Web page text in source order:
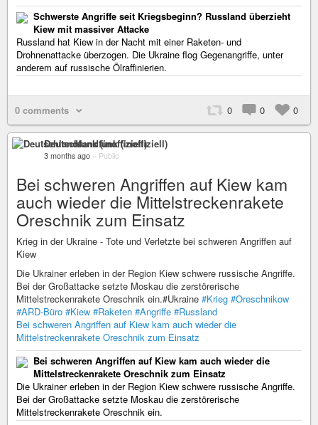
Schwerste Angriffe seit Kriegsbeginn? Russland überzieht
Kiew mit massiver Attacke
Russland hat Kiew in der Nacht mit einer Raketen- und
Drohnenattacke überzogen. Die Ukraine flog Gegenangriffe, unter
anderem auf russische Ölraffinierien.
0 comments 0 0 0
Deutschlandfunk (inoffiziell)
3 months ago – Public
Bei schweren Angriffen auf Kiew kam
auch wieder die Mittelstreckenrakete
Oreschnik zum Einsatz
Krieg in der Ukraine - Tote und Verletzte bei schweren Angriffen auf
Kiew
Die Ukrainer erleben in der Region Kiew schwere russische Angriffe.
Bei der Großattacke setzte Moskau die zerstörerische
Mittelstreckenrakete Oreschnik ein.#Ukraine #Krieg #Oreschnikow
#ARD-Büro #Kiew #Raketen #Angriffe #Russland
Bei schweren Angriffen auf Kiew kam auch wieder die
Mittelstreckenrakete Oreschnik zum Einsatz
Bei schweren Angriffen auf Kiew kam auch wieder die
Mittelstreckenrakete Oreschnik zum Einsatz
Die Ukrainer erleben in der Region Kiew schwere russische Angriffe.
Bei der Großattacke setzte Moskau die zerstörerische
Mittelstreckenrakete Oreschnik ein.